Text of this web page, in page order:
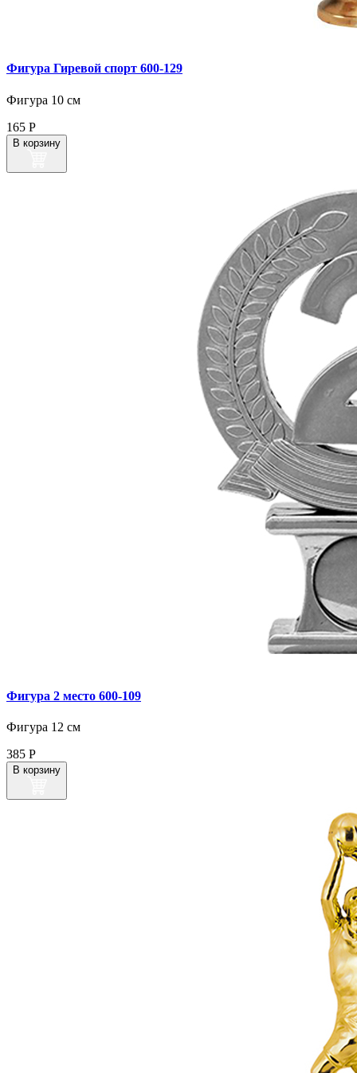
Фигура Гиревой спорт 600‑129
Фигура 10 см
165 Р
В корзину
Фигура 2 место 600‑109
Фигура 12 см
385 Р
В корзину